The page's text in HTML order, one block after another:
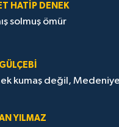
HATİP DENEK
solmuş ömür
kumaş değil,
YILMAZ